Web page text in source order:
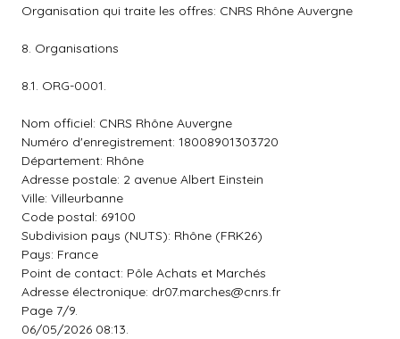
Organisation qui traite les offres: CNRS Rhône Auvergne
8. Organisations
8.1. ORG-0001.
Nom officiel: CNRS Rhône Auvergne
Numéro d'enregistrement: 18008901303720
Département: Rhône
Adresse postale: 2 avenue Albert Einstein
Ville: Villeurbanne
Code postal: 69100
Subdivision pays (NUTS): Rhône (FRK26)
Pays: France
Point de contact: Pôle Achats et Marchés
Adresse électronique: dr07.marches@cnrs.fr
Page 7/9.
06/05/2026 08:13.